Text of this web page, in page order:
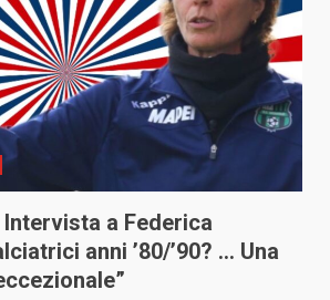
Intervista a Federica
anni ’80/’90? … Una